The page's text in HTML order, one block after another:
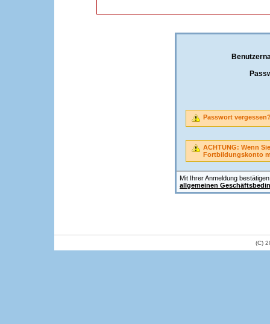
Mit Ihrer Anmeldung
allgemeinen
Passwort
ACHTUNG: Wenn
Fortbildungskonto
(C)